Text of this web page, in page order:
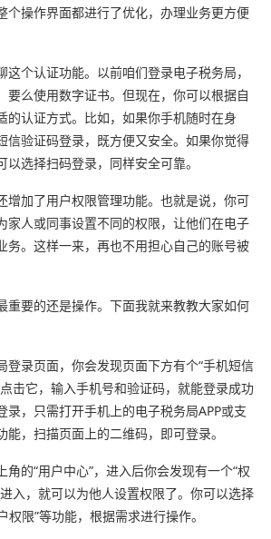
个操作界面都进行了优化，办理业务更方便
个认证功能。以前咱们登录电子税务局，
要么使用数字证书。但现在，你可以根据自
的认证方式。比如，如果你手机随时在身
信验证码登录，既方便又安全。如果你觉得
选择扫码登录，同样安全可靠。
增加了用户权限管理功能。也就是说，你可
家人或同事设置不同的权限，让他们在电子
务。这样一来，再也不用担心自己的账号被
重要的还是操作。下面我就来教教大家如何
登录页面，你会发现页面下方有个“手机短信
击它，输入手机号和验证码，就能登录成功
录，只需打开手机上的电子税务局APP或支
，扫描页面上的二维码，即可登录。
的“用户中心”，进入后你会发现有一个“权
入，就可以为他人设置权限了。你可以选择
权限”等功能，根据需求进行操作。